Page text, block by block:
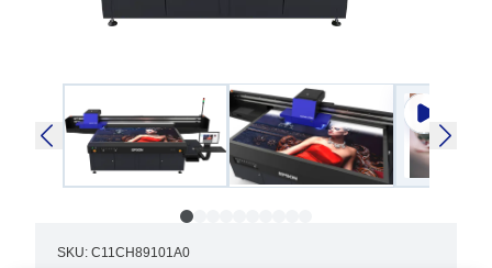
SKU: C11CH89101A0